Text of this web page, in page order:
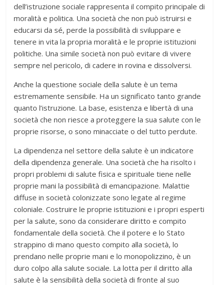
dell’istruzione sociale rappresenta il compito principale di
moralità e politica. Una società che non può istruirsi e
educarsi da sé, perde la possibilità di sviluppare e
tenere in vita la propria moralità e le proprie istituzioni
politiche. Una simile società non può evitare di vivere
sempre nel pericolo, di cadere in rovina e dissolversi.
Anche la questione sociale della salute è un tema
estremamente sensibile. Ha un significato tanto grande
quanto l’istruzione. La base, esistenza e libertà di una
società che non riesce a proteggere la sua salute con le
proprie risorse, o sono minacciate o del tutto perdute.
La dipendenza nel settore della salute è un indicatore
della dipendenza generale. Una società che ha risolto i
propri problemi di salute fisica e spirituale tiene nelle
proprie mani la possibilità di emancipazione. Malattie
diffuse in società colonizzate sono legate al regime
coloniale. Costruire le proprie istituzioni e i propri esperti
per la salute, sono da considerare diritto e compito
fondamentale della società. Che il potere e lo Stato
strappino di mano questo compito alla società, lo
prendano nelle proprie mani e lo monopolizzino, è un
duro colpo alla salute sociale. La lotta per il diritto alla
salute è la sensibilità della società di fronte al suo